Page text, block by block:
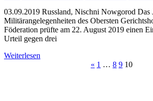
03.09.2019 Russland, Nischni Nowgorod Das
Militärangelegenheiten des Obersten
Föderation prüfte am 22. August 2019 einen
Urteil gegen drei
Weiterlesen
Beitragsnavigation
« 1 … 8 9 10